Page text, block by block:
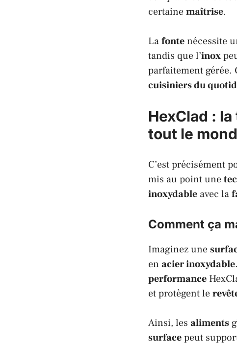
certainemaîtrise.
Lafontenécessite
tandis que l’inox
parfaitement gérée.
cuisiniers du
HexClad :
tout le
C’est précisément
mis au point une
inoxydable avec la
Comment ça
Imaginez une
en acier inoxydable
performance
et protègent le
Ainsi, les aliments
surfacepeut